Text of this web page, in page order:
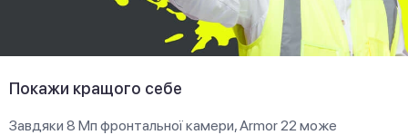
Покажи кращого себе
Завдяки 8 Мп фронтальної камери, Armor 22 може